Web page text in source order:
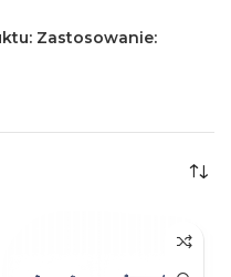
Zastosowanie: